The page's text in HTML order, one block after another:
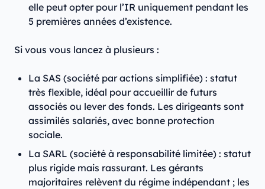
elle peut opter pour l’IR uniquement pendant les
5 premières années d’existence.
Si vous vous lancez à plusieurs :
La SAS (société par actions simplifiée) : statut
très flexible, idéal pour accueillir de futurs
associés ou lever des fonds. Les dirigeants sont
assimilés salariés, avec bonne protection
sociale.
La SARL (société à responsabilité limitée) : statut
plus rigide mais rassurant. Les gérants
majoritaires relèvent du régime indépendant ; les